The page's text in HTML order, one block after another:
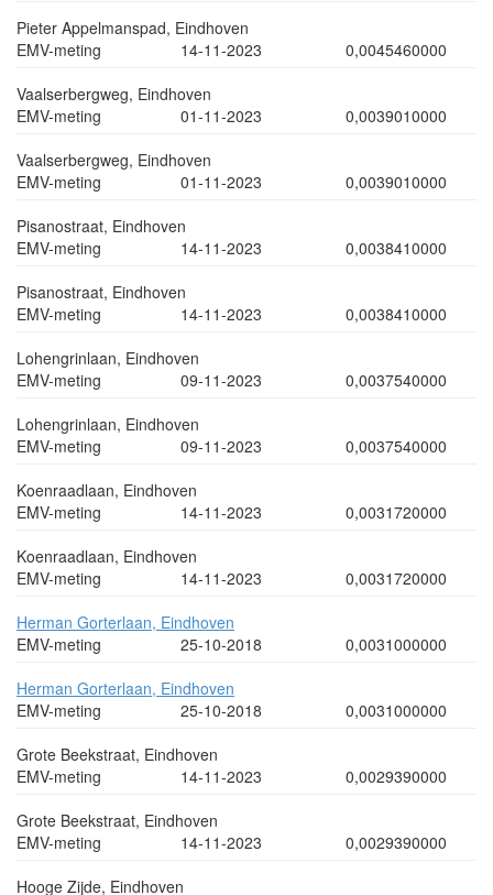
Pieter Appelmanspad, Eindhoven
EMV-meting
14-11-2023
0,0045460000
Vaalserbergweg, Eindhoven
EMV-meting
01-11-2023
0,0039010000
Vaalserbergweg, Eindhoven
EMV-meting
01-11-2023
0,0039010000
Pisanostraat, Eindhoven
EMV-meting
14-11-2023
0,0038410000
Pisanostraat, Eindhoven
EMV-meting
14-11-2023
0,0038410000
Lohengrinlaan, Eindhoven
EMV-meting
09-11-2023
0,0037540000
Lohengrinlaan, Eindhoven
EMV-meting
09-11-2023
0,0037540000
Koenraadlaan, Eindhoven
EMV-meting
14-11-2023
0,0031720000
Koenraadlaan, Eindhoven
EMV-meting
14-11-2023
0,0031720000
Herman Gorterlaan, Eindhoven
EMV-meting
25-10-2018
0,0031000000
Herman Gorterlaan, Eindhoven
EMV-meting
25-10-2018
0,0031000000
Grote Beekstraat, Eindhoven
EMV-meting
14-11-2023
0,0029390000
Grote Beekstraat, Eindhoven
EMV-meting
14-11-2023
0,0029390000
Hooge Zijde, Eindhoven